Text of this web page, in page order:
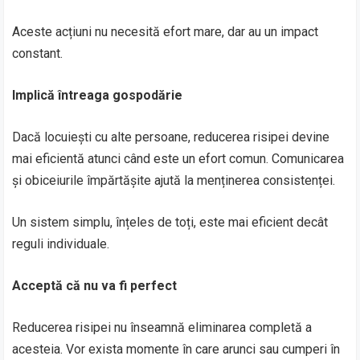
Aceste acțiuni nu necesită efort mare, dar au un impact
constant.
Implică întreaga gospodărie
Dacă locuiești cu alte persoane, reducerea risipei devine
mai eficientă atunci când este un efort comun. Comunicarea
și obiceiurile împărtășite ajută la menținerea consistenței.
Un sistem simplu, înțeles de toți, este mai eficient decât
reguli individuale.
Acceptă că nu va fi perfect
Reducerea risipei nu înseamnă eliminarea completă a
acesteia. Vor exista momente în care arunci sau cumperi în